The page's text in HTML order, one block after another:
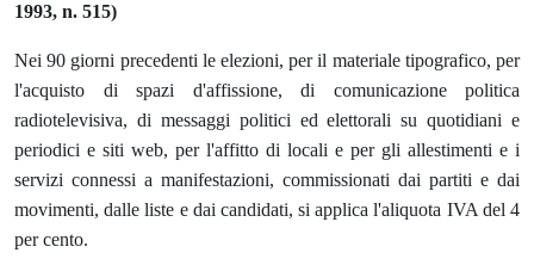
1993, n. 515)
Nei 90 giorni precedenti le elezioni, per il materiale tipografico, per
l'acquisto di spazi d'affissione, di comunicazione politica
radiotelevisiva, di messaggi politici ed elettorali su quotidiani e
periodici e siti web, per l'affitto di locali e per gli allestimenti e i
servizi connessi a manifestazioni, commissionati dai partiti e dai
movimenti, dalle liste e dai candidati, si applica l'aliquota IVA del 4
per cento.